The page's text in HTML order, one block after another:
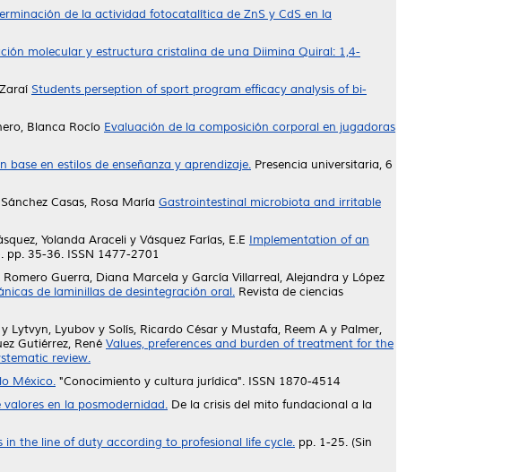
de la actividad fotocatalítica de ZnS y CdS en la
molecular y estructura cristalina de una Diimina Quiral: 1,4-
Students perseption of sport program efficacy analysis of bi-
Blanca Rocío Evaluación de la composición corporal en jugadoras
en estilos de enseñanza y aprendizaje. Presencia universitaria, 6
Sánchez Casas, Rosa María Gastrointestinal microbiota and irritable
Yolanda Araceli y Vásquez Farías, E.E Implementation of an
pp. 35-36. ISSN 1477-2701
Romero Guerra, Diana Marcela y García Villarreal, Alejandra y López
de laminillas de desintegración oral. Revista de ciencias
y Lytvyn, Lyubov y Solís, Ricardo César y Mustafa, Reem A y Palmer,
Gutiérrez, René Values, preferences and burden of treatment for the
review.
México. "Conocimiento y cultura jurídica". ISSN 1870-4514
en la posmodernidad. De la crisis del mito fundacional a la
the line of duty according to profesional life cycle. pp. 1-25. (Sin